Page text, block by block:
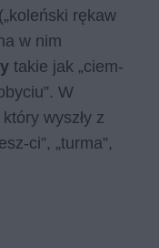
(„ko­leń­ski rę­kaw
w nim
takie jak „ciem­
W
wyszły z
ci”, „turma”,